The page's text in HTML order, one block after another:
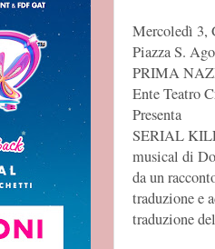
Mercoledì 3,
Piazza S.
PRIMA
Ente Teatro
Presenta
SERIAL
musical di
da un
traduzione e
traduzione